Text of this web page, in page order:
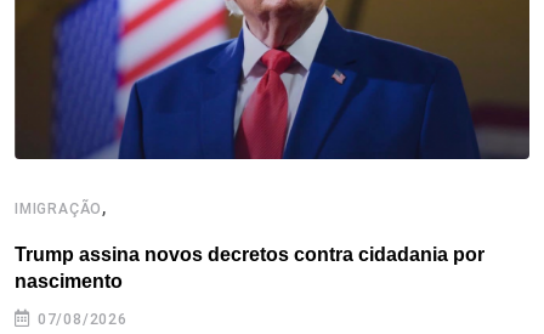
t
IMIGRAÇÃO ,
Trump assina novos decretos contra cidadania por
nascimento
07/08/2026